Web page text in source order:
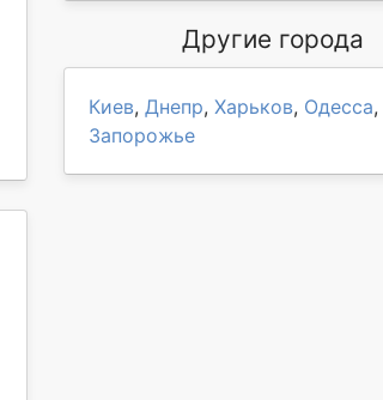
Другие города
Киев, Днепр, Харьков, Одесса,
Запорожье